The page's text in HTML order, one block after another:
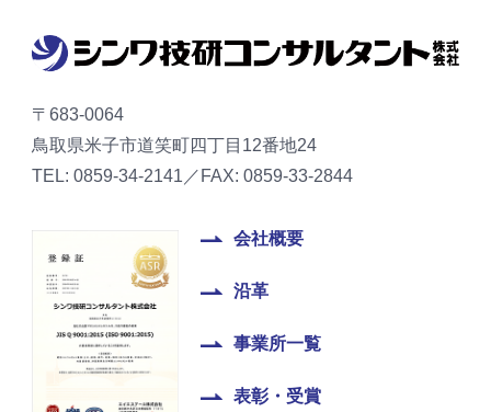
〒683-0064
鳥取県米子市道笑町四丁目12番地24
TEL: 0859-34-2141／FAX: 0859-33-2844
会社概要
沿革
事業所一覧
表彰・受賞